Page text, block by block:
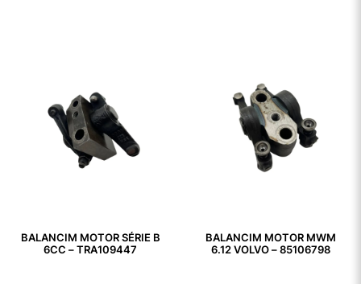
BALANCIM MOTOR SÉRIE B
6CC – TRA109447
BALANCIM MOTOR MWM
6.12 VOLVO – 85106798